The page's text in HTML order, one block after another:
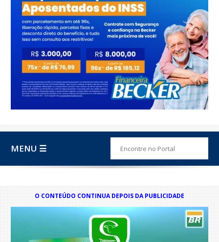
MENU ☰
O CONTEÚDO CONTINUA DEPOIS DA PUBLICIDADE